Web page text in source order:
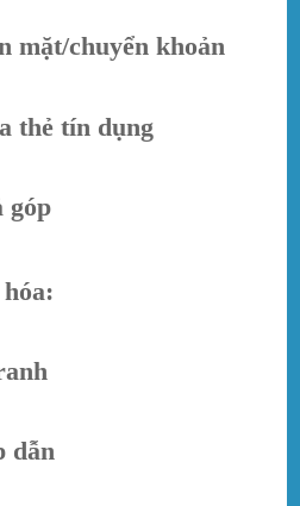
mặt/chuyển khoản
thẻ tín dụng
góp
dẫn